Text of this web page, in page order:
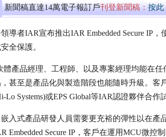
新聞稿直達14萬電子報訂戶刊登新聞稿：按此
導者IAR宣布推出IAR Embedded Secure IP，
全保護。
體產品經理、工程師、以及專案經理均能在
甚至是產品化與製造階段也能隨時升級。客
Systems)或EPS Global等IAR認證夥伴合作
入式產品研發人員需要更充裕的彈性以在產
Embedded Secure IP，客戶在運用MCU微控